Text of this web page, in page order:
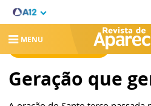
MENU
REVISTA DE APARECIDA
Geração que